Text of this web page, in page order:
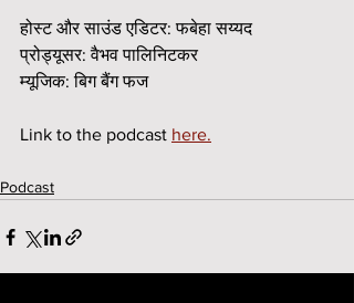
होस्ट और साउंड एडिटर: फबेहा सय्यद
प्रोड्यूसर: वैभव पालिनिटकर
म्यूजिक: बिग बैंग फज
Link to the podcast here.
Podcast